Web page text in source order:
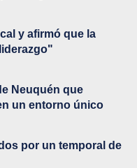
y afirmó que la
Neuquén que
un entorno único
por un temporal de